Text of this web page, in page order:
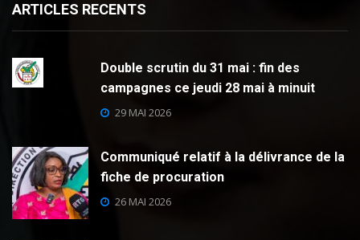
ARTICLES RECENTS
Double scrutin du 31 mai : fin des
campagnes ce jeudi 28 mai à minuit
29 MAI 2026
Communiqué relatif à la délivrance de la
fiche de procuration
26 MAI 2026